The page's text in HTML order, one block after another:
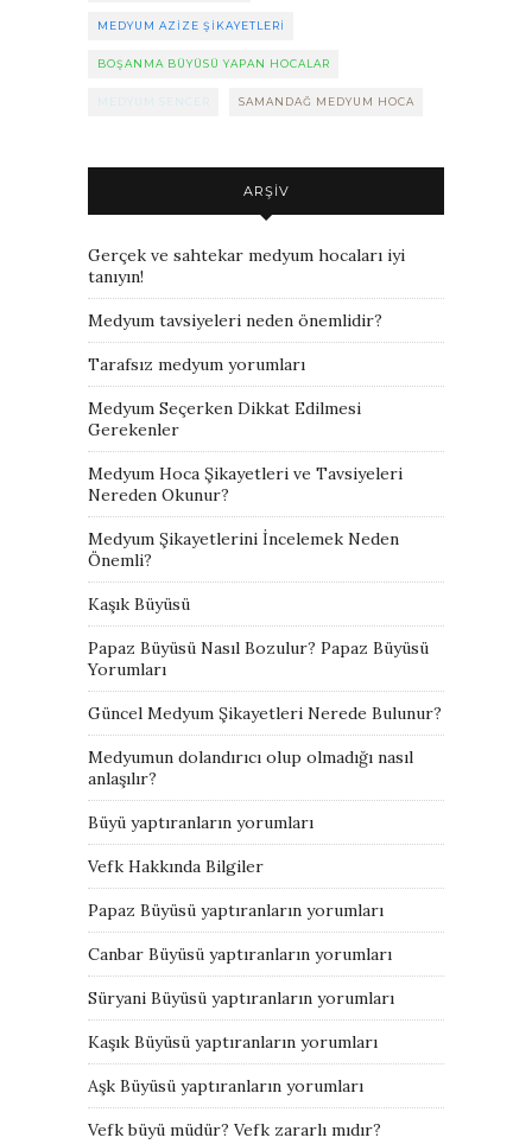
MEDYUM AZIZE ŞIKAYETLERI
BOŞANMA BÜYÜSÜ YAPAN HOCALAR
MEDYUM SENCER SAMANDAĞ MEDYUM HOCA
ARŞIV
Gerçek ve sahtekar medyum hocaları iyi
tanıyın!
Medyum tavsiyeleri neden önemlidir?
Tarafsız medyum yorumları
Medyum Seçerken Dikkat Edilmesi
Gerekenler
Medyum Hoca Şikayetleri ve Tavsiyeleri
Nereden Okunur?
Medyum Şikayetlerini İncelemek Neden
Önemli?
Kaşık Büyüsü
Papaz Büyüsü Nasıl Bozulur? Papaz Büyüsü
Yorumları
Güncel Medyum Şikayetleri Nerede Bulunur?
Medyumun dolandırıcı olup olmadığı nasıl
anlaşılır?
Büyü yaptıranların yorumları
Vefk Hakkında Bilgiler
Papaz Büyüsü yaptıranların yorumları
Canbar Büyüsü yaptıranların yorumları
Süryani Büyüsü yaptıranların yorumları
Kaşık Büyüsü yaptıranların yorumları
Aşk Büyüsü yaptıranların yorumları
Vefk büyü müdür? Vefk zararlı mıdır?